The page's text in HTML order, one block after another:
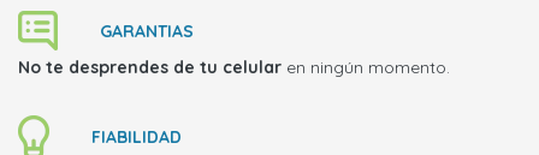
GARANTIAS
No te desprendes de tu celular en ningún momento.
FIABILIDAD